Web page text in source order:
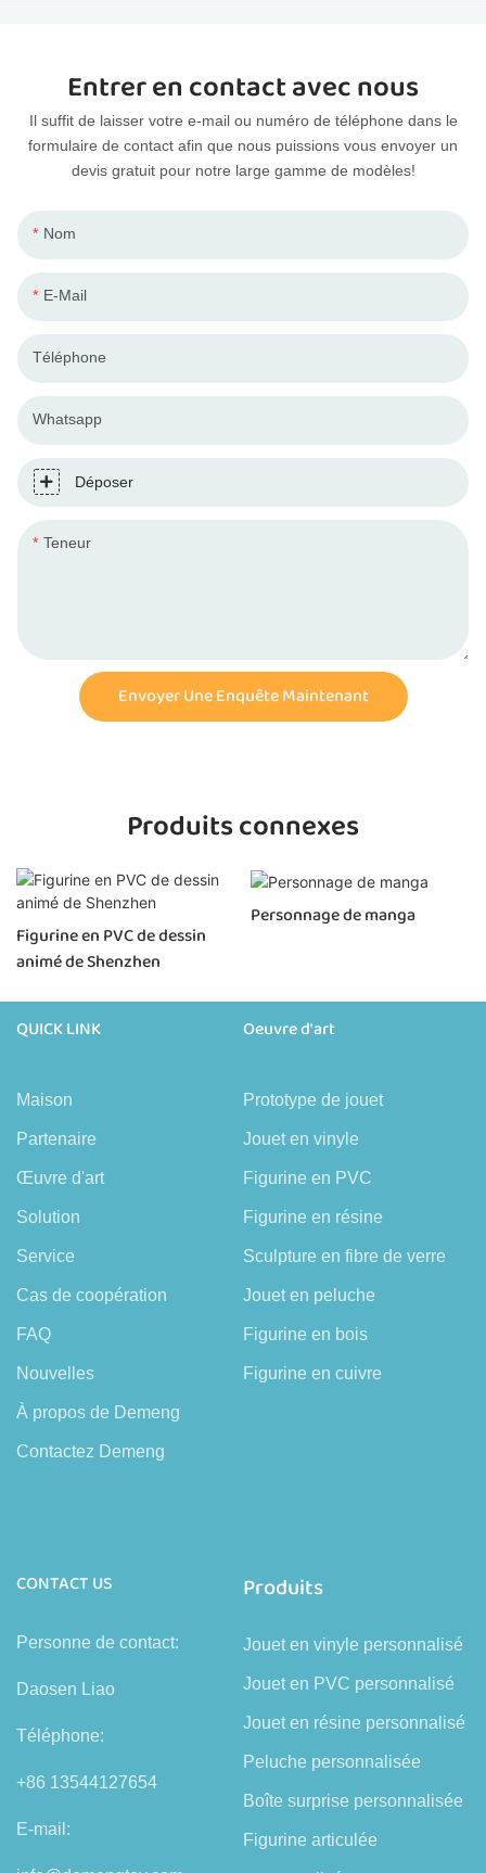
Entrer en contact avec nous
Il suffit de laisser votre e-mail ou numéro de téléphone dans le
formulaire de contact afin que nous puissions vous envoyer un
devis gratuit pour notre large gamme de modèles!
Nom
E-Mail
Téléphone
Whatsapp
Déposer
Teneur
Envoyer Une Enquête Maintenant
Produits connexes
Figurine en PVC de dessin
animé de Shenzhen
Personnage de manga
QUICK LINK
Maison
Partenaire
Œuvre d'art
Solution
Service
Cas de coopération
FAQ
Nouvelles
À propos de Demeng
Contactez Demeng
Oeuvre d'art
Prototype de jouet
Jouet en vinyle
Figurine en PVC
Figurine en résine
Sculpture en fibre de verre
Jouet en peluche
Figurine en bois
Figurine en cuivre
CONTACT US
Personne de contact:
Daosen Liao
Téléphone:
+86 13544127654
E-mail:
Produits
Jouet en vinyle personnalisé
Jouet en PVC personnalisé
Jouet en résine personnalisé
Peluche personnalisée
Boîte surprise personnalisée
Figurine articulée